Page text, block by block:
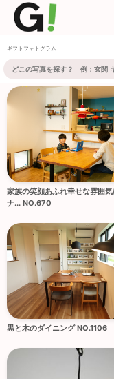
ギフトフォトグラム
家族の笑顔あふれ幸せな雰囲
ナ... NO.670
黒と木のダイニング NO.1106